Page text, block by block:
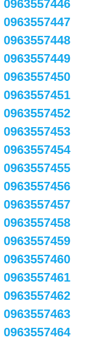
0963557446
0963557447
0963557448
0963557449
0963557450
0963557451
0963557452
0963557453
0963557454
0963557455
0963557456
0963557457
0963557458
0963557459
0963557460
0963557461
0963557462
0963557463
0963557464